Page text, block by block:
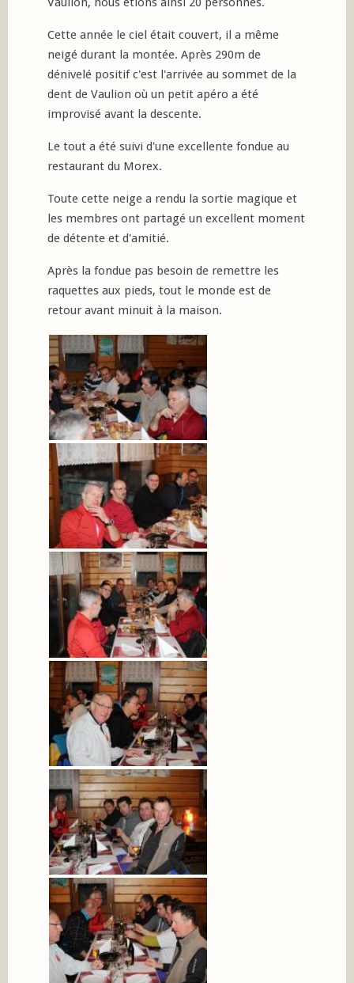
Cette année le ciel était couvert, il a même
neigé durant la montée. Après 290m de
dénivelé positif c'est l'arrivée au sommet de la
dent de Vaulion où un petit apéro a été
improvisé avant la descente.
Le tout a été suivi d'une excellente fondue au
restaurant du Morex.
Toute cette neige a rendu la sortie magique et
les membres ont partagé un excellent moment
de détente et d'amitié.
Après la fondue pas besoin de remettre les
raquettes aux pieds, tout le monde est de
retour avant minuit à la maison.